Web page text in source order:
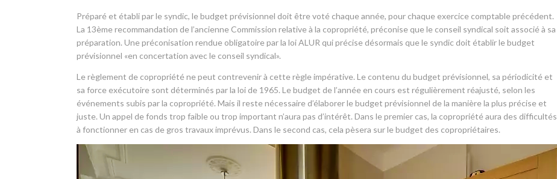
Préparé et établi par le syndic, le budget prévisionnel doit être voté chaque année, pour chaque exercice comptable précédent.
La 13ème recommandation de l’ancienne Commission relative à la copropriété, préconise que le conseil syndical soit associé à sa
préparation. Une préconisation rendue obligatoire par la loi ALUR qui précise désormais que le syndic doit établir le budget
prévisionnel «en concertation avec le conseil syndical».
Le règlement de copropriété ne peut contrevenir à cette règle impérative. Le contenu du budget prévisionnel, sa périodicité et
sa force exécutoire sont déterminés par la loi de 1965. Le budget de l’année en cours est régulièrement réajusté, selon les
événements subis par la copropriété. Mais il reste nécessaire d’élaborer le budget prévisionnel de la manière la plus précise et
juste. Un appel de fonds trop faible ou trop important n’aura pas d’intérêt. Dans le premier cas, la copropriété aura des difficultés
à fonctionner en cas de gros travaux imprévus. Dans le second cas, cela pèsera sur le budget des copropriétaires.